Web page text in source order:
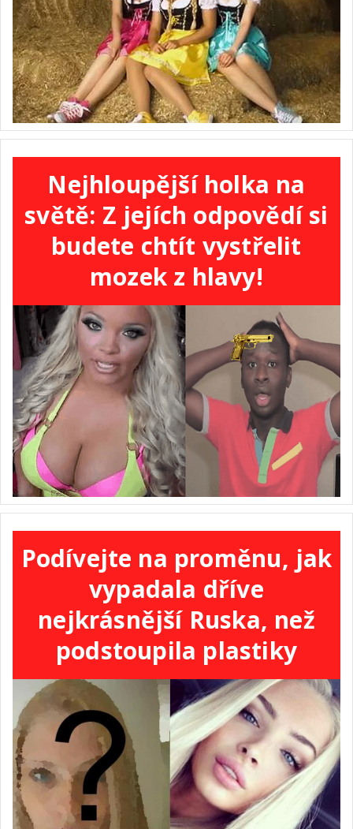
Nejhloupější holka na
světě: Z jejích odpovědí si
budete chtít vystřelit
mozek z hlavy!
Podívejte na proměnu, jak
vypadala dříve
nejkrásnější Ruska, než
podstoupila plastiky